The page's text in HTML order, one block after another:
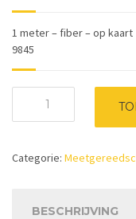
1 meter – fiber – op kaart
9845
Duimstok
Categorie:
BESCHRIJVING